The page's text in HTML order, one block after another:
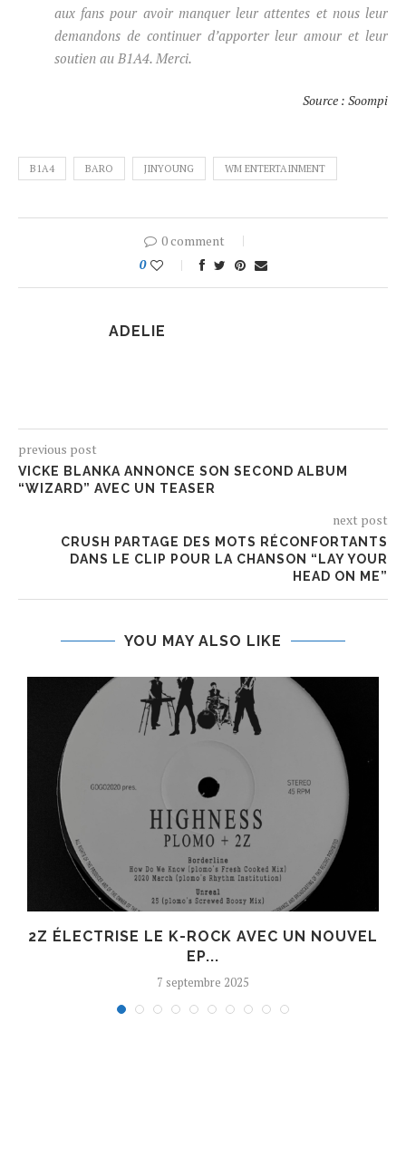
aux fans pour avoir manquer leur attentes et nous leur
demandons de continuer d’apporter leur amour et leur
soutien au B1A4. Merci.
Source : Soompi
B1A4 BARO JINYOUNG WM ENTERTAINMENT
0 comment
0
ADELIE
previous post
VICKE BLANKA ANNONCE SON SECOND ALBUM
“WIZARD” AVEC UN TEASER
next post
CRUSH PARTAGE DES MOTS RÉCONFORTANTS
DANS LE CLIP POUR LA CHANSON “LAY YOUR
HEAD ON ME”
YOU MAY ALSO LIKE
2Z ÉLECTRISE LE K-ROCK AVEC UN NOUVEL
EP...
7 septembre 2025